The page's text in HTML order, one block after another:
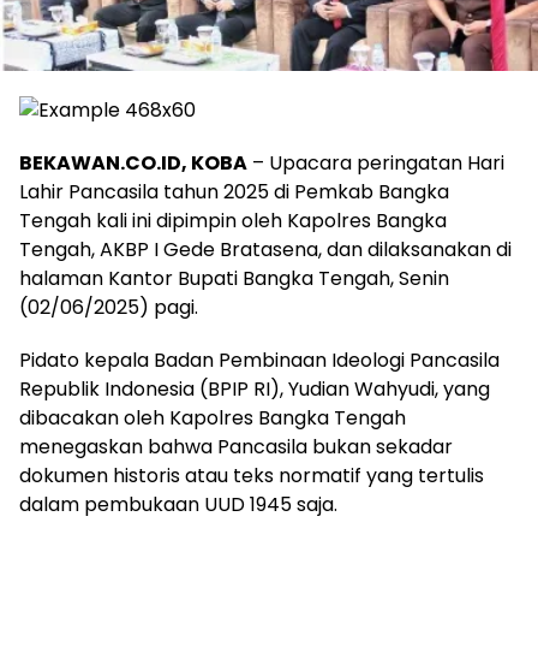
BEKAWAN.CO.ID, KOBA – Upacara peringatan Hari
Lahir Pancasila tahun 2025 di Pemkab Bangka
Tengah kali ini dipimpin oleh Kapolres Bangka
Tengah, AKBP I Gede Bratasena, dan dilaksanakan di
halaman Kantor Bupati Bangka Tengah, Senin
(02/06/2025) pagi.
‎Pidato kepala Badan Pembinaan Ideologi Pancasila
Republik Indonesia (BPIP RI), Yudian Wahyudi, yang
dibacakan oleh Kapolres Bangka Tengah
menegaskan bahwa Pancasila bukan sekadar
dokumen historis atau teks normatif yang tertulis
dalam pembukaan UUD 1945 saja.